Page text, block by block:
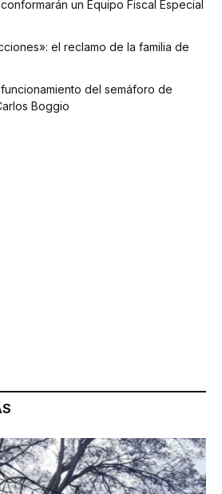
un Equipo Fiscal Especial
el reclamo de la familia de
del semáforo de
Boggio